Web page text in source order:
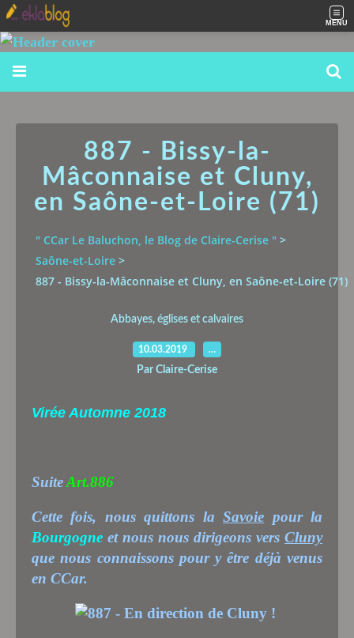
MENU
887 - Bissy-la-
Mâconnaise et Cluny,
en Saône-et-Loire (71)
" CCar Le Baluchon, le Blog de Claire-Cerise " >
Saône-et-Loire >
887 - Bissy-la-Mâconnaise et Cluny, en Saône-et-Loire (71)
Abbayes, églises et calvaires
10.03.2019 …
Par Claire-Cerise
Virée Automne 2018
SuiteArt.886
Cette fois, nous quittons laSavoie pour la
Bourgogne et nous nous dirigeons vers Cluny
que nous connaissons pour y être déjà venus
en CCar.